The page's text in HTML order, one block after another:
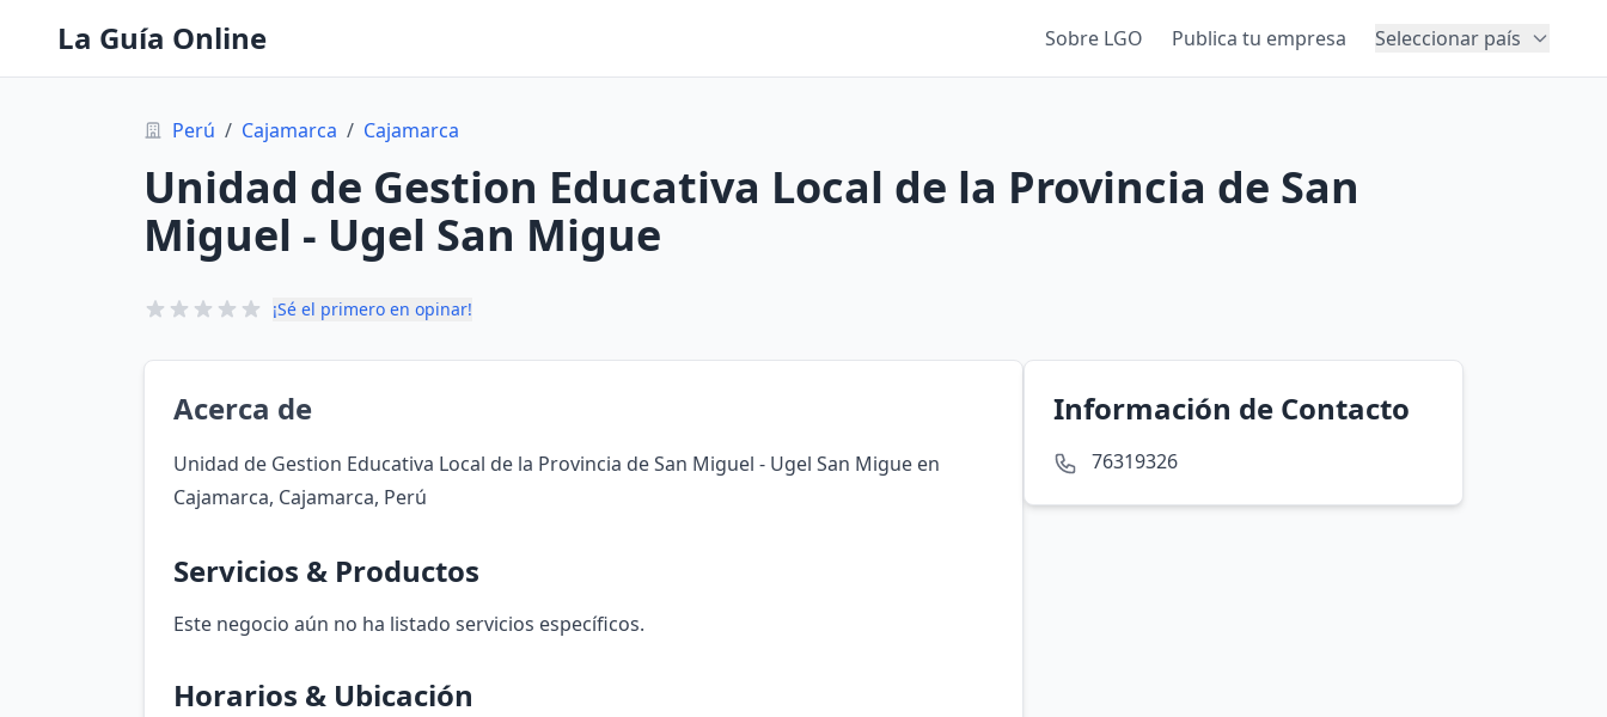
La Guía Online Sobre LGO Publica tu empresa Seleccionar país
Perú / Cajamarca / Cajamarca
Unidad de Gestion Educativa Local de la Provincia de San
Miguel - Ugel San Migue
¡Sé el primero en opinar!
Acerca de
Unidad de Gestion Educativa Local de la Provincia de San Miguel - Ugel San Migue en
Cajamarca, Cajamarca, Perú
Servicios & Productos
Este negocio aún no ha listado servicios específicos.
Horarios & Ubicación
Información de Contacto
76319326